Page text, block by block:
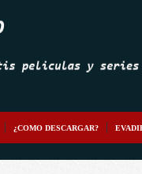
¿COMO DESCARGAR?